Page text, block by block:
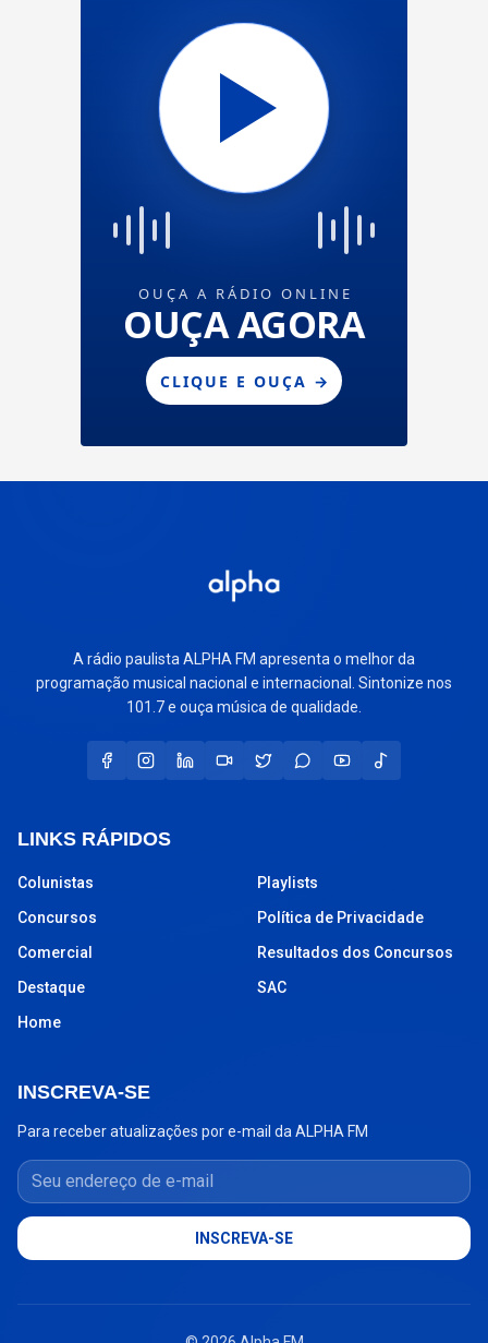
A rádio paulista ALPHA FM apresenta o melhor da
programação musical nacional e internacional. Sintonize nos
101.7 e ouça música de qualidade.
LINKS RÁPIDOS
Colunistas
Concursos
Comercial
Destaque
Home
Playlists
Política de Privacidade
Resultados dos Concursos
SAC
INSCREVA-SE
Para receber atualizações por e-mail da ALPHA FM
Seu endereço de e-mail
INSCREVA-SE